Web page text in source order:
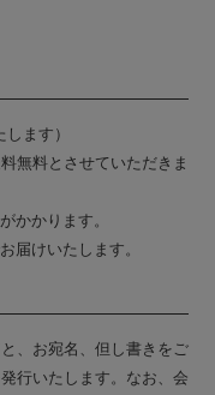
ます）
無料とさせていただきま
かかります。
届けいたします。
、お宛名、但し書きをご
行いたします。なお、会